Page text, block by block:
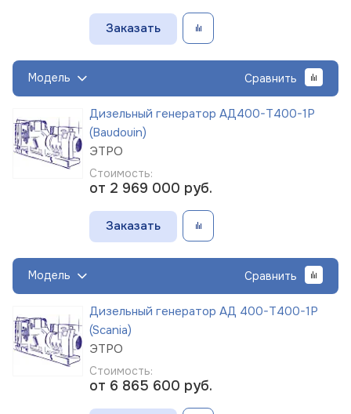
Заказать
Модель Сравнить
Дизельный генератор АД400-Т400-1Р
(Baudouin)
ЭТРО
Стоимость:
от 2 969 000 руб.
Заказать
Модель Сравнить
Дизельный генератор АД 400-Т400-1Р
(Scania)
ЭТРО
Стоимость:
от 6 865 600 руб.